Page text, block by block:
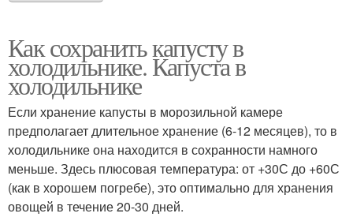
Как сохранить капусту в
холодильнике. Капуста в
холодильнике
Если хранение капусты в морозильной камере
предполагает длительное хранение (6-12 месяцев), то в
холодильнике она находится в сохранности намного
меньше. Здесь плюсовая температура: от +30С до +60С
(как в хорошем погребе), это оптимально для хранения
овощей в течение 20-30 дней.